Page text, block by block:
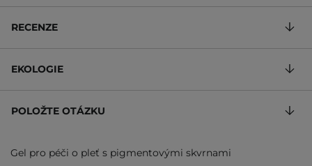
RECENZE
EKOLOGIE
POLOŽTE OTÁZKU
Gel pro péči o pleť s pigmentovými skvrnami